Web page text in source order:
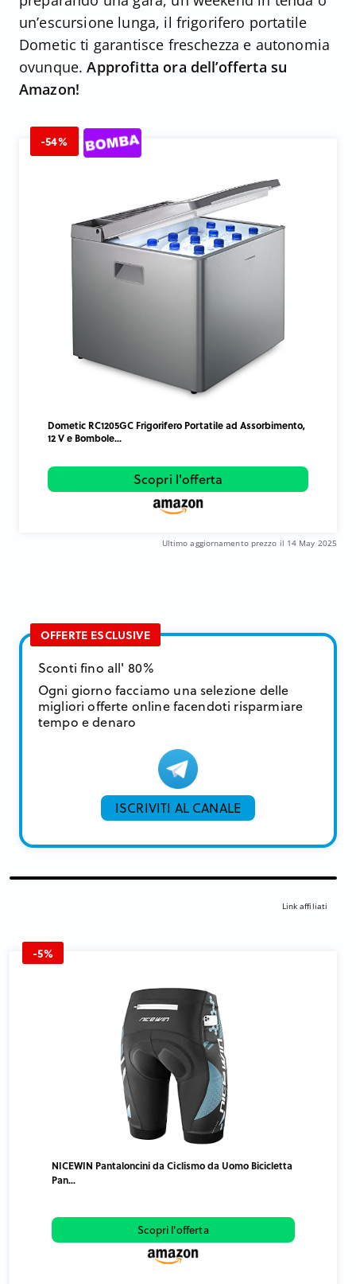
un’escursione lunga, il frigorifero portatile
Dometic ti garantisce freschezza e autonomia
ovunque.Approfitta ora dell’offerta su
Amazon!
-54%
Dometic RC1205GC Frigorifero Portatile ad Assorbimento,
12 V e Bombole...
Scopri l'offerta
Ultimo aggiornamento prezzo il 14 May 2025
OFFERTE ESCLUSIVE
Sconti fino all' 80%
Ogni giorno facciamo una selezione delle
migliori offerte online facendoti risparmiare
tempo e denaro
ISCRIVITI AL CANALE
Link affiliati
-5%
NICEWIN Pantaloncini da Ciclismo da Uomo Bicicletta
Pan...
Scopri l'offerta